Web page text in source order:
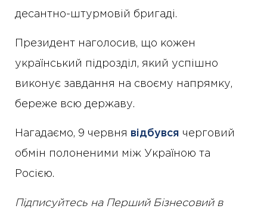
десантно-штурмовій бригаді.
Президент наголосив, що кожен
український підрозділ, який успішно
виконує завдання на своєму напрямку,
береже всю державу.
Нагадаємо, 9 червня відбувся черговий
обмін полоненими між Україною та
Росією.
Підписуйтесь на Перший Бізнесовий в